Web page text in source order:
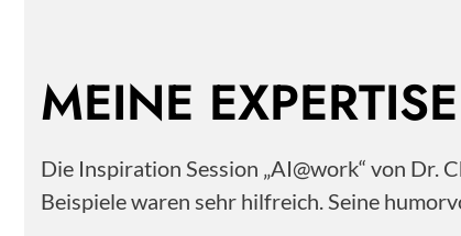
MEINE
Die Inspiration Session „AI@work“ von Dr.
Beispiele waren sehr hilfreich. Seine